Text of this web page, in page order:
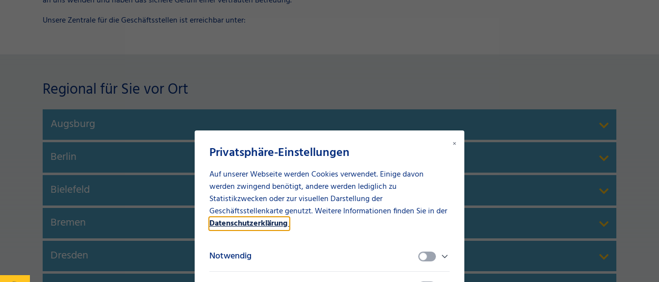
×
Privatsphäre-Einstellungen
Auf unserer Webseite werden Cookies verwendet. Einige davon
werden zwingend benötigt, andere werden lediglich zu
Statistikzwecken oder zur visuellen Darstellung der
Geschäftsstellenkarte genutzt. Weitere Informationen finden Sie in der
Datenschutzerklärung
Notwendig
Unsere Zentrale für die Geschäftsstellen ist erreichbar unter:
Regional für Sie vor Ort
Augsburg
Berlin
Bielefeld
Bremen
Dresden